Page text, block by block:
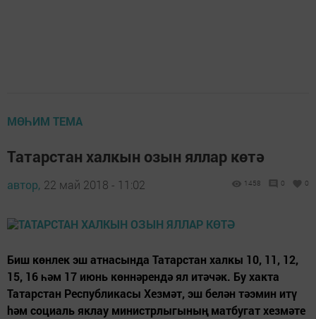
МӨҺИМ ТЕМА
Татарстан халкын озын яллар көтә
автор, 22 май 2018 - 11:02 1458 0 0
Биш көнлек эш атнасында Татарстан халкы 10, 11, 12,
15, 16 һәм 17 июнь көннәрендә ял итәчәк. Бу хакта
Татарстан Республикасы Хезмәт, эш белән тәэмин итү
hәм социаль яклау министрлыгының матбугат хезмәте